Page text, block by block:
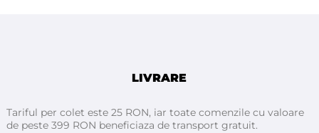
Gelul de duș SIEM Beauty & Care este un produs de îngrijire corporală
LIVRARE
Tariful per colet este 25 RON, iar toate comenzile cu valoare
de peste 399 RON beneficiaza de transport gratuit.